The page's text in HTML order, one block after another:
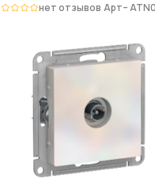
нет отзывов Арт–